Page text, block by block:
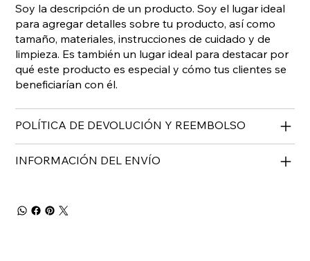
Soy la descripción de un producto. Soy el lugar ideal
para agregar detalles sobre tu producto, así como
tamaño, materiales, instrucciones de cuidado y de
limpieza. Es también un lugar ideal para destacar por
qué este producto es especial y cómo tus clientes se
beneficiarían con él.
POLÍTICA DE DEVOLUCIÓN Y REEMBOLSO
INFORMACIÓN DEL ENVÍO